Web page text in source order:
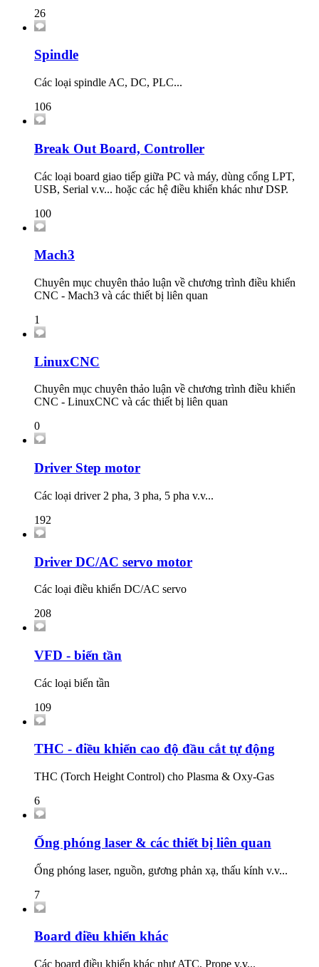
26
Spindle
Các loại spindle AC, DC, PLC...
106
Break Out Board, Controller
Các loại board giao tiếp giữa PC và máy, dùng cổng LPT,
USB, Serial v.v... hoặc các hệ điều khiển khác như DSP.
100
Mach3
Chuyên mục chuyên thảo luận về chương trình điều khiển
CNC - Mach3 và các thiết bị liên quan
1
LinuxCNC
Chuyên mục chuyên thảo luận về chương trình điều khiển
CNC - LinuxCNC và các thiết bị liên quan
0
Driver Step motor
Các loại driver 2 pha, 3 pha, 5 pha v.v...
192
Driver DC/AC servo motor
Các loại điều khiển DC/AC servo
208
VFD - biến tần
Các loại biến tần
109
THC - điều khiển cao độ đầu cắt tự động
THC (Torch Height Control) cho Plasma & Oxy-Gas
6
Ống phóng laser & các thiết bị liên quan
Ống phóng laser, nguồn, gương phản xạ, thấu kính v.v...
7
Board điều khiển khác
Các board điều khiển khác như ATC, Prope v.v...